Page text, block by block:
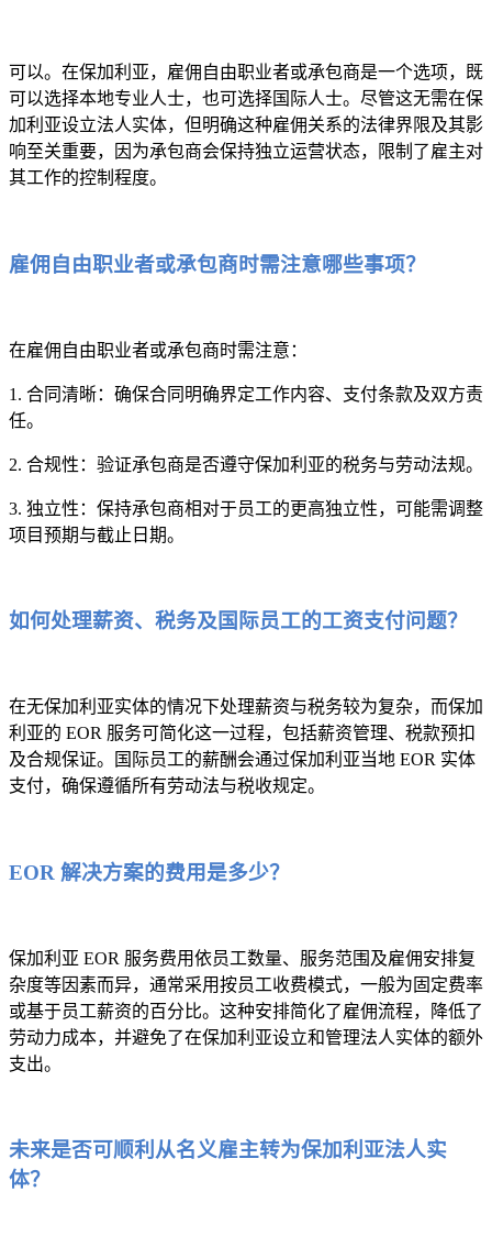
可以。在保加利亚，雇佣自由职业者或承包商是一个选项，既
可以选择本地专业人士，也可选择国际人士。尽管这无需在保
加利亚设立法人实体，但明确这种雇佣关系的法律界限及其影
响至关重要，因为承包商会保持独立运营状态，限制了雇主对
其工作的控制程度。
雇佣自由职业者或承包商时需注意哪些事项？
在雇佣自由职业者或承包商时需注意：
1. 合同清晰：确保合同明确界定工作内容、支付条款及双方责
任。
2. 合规性：验证承包商是否遵守保加利亚的税务与劳动法规。
3. 独立性：保持承包商相对于员工的更高独立性，可能需调整
项目预期与截止日期。
如何处理薪资、税务及国际员工的工资支付问题？
在无保加利亚实体的情况下处理薪资与税务较为复杂，而保加
利亚的 EOR 服务可简化这一过程，包括薪资管理、税款预扣
及合规保证。国际员工的薪酬会通过保加利亚当地 EOR 实体
支付，确保遵循所有劳动法与税收规定。
EOR 解决方案的费用是多少？
保加利亚 EOR 服务费用依员工数量、服务范围及雇佣安排复
杂度等因素而异，通常采用按员工收费模式，一般为固定费率
或基于员工薪资的百分比。这种安排简化了雇佣流程，降低了
劳动力成本，并避免了在保加利亚设立和管理法人实体的额外
支出。
未来是否可顺利从名义雇主转为保加利亚法人实
体？